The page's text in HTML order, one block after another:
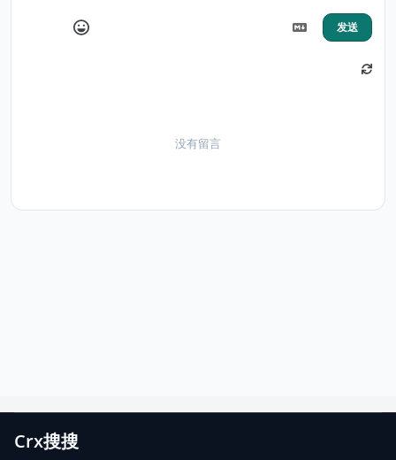
发送
没有留言
Crx搜搜